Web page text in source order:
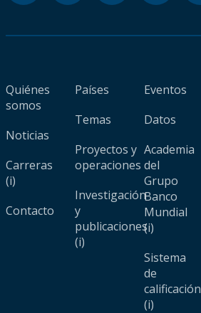
Quiénes
somos
Noticias
Carreras
(i)
Contacto
Países
Temas
Proyectos y
operaciones
Investigación
y
publicaciones
(i)
Eventos
Datos
Academia
del
Grupo
Banco
Mundial
(i)
Sistema
de
calificación
(i)